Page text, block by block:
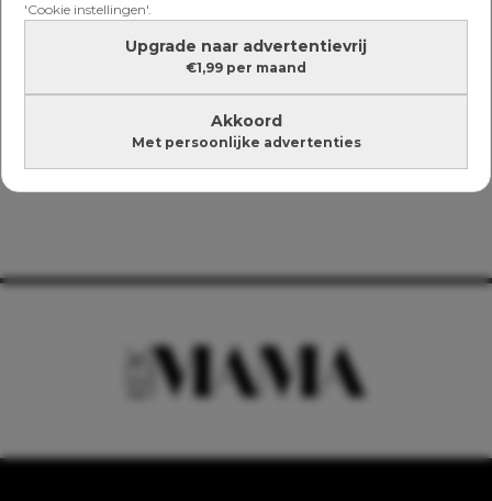
'Cookie instellingen'.
Upgrade naar advertentievrij
€1,99 per maand
Akkoord
Met persoonlijke advertenties